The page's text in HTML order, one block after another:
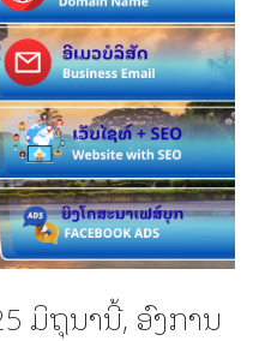
ມິຖຸນານີ້, ອົງການ